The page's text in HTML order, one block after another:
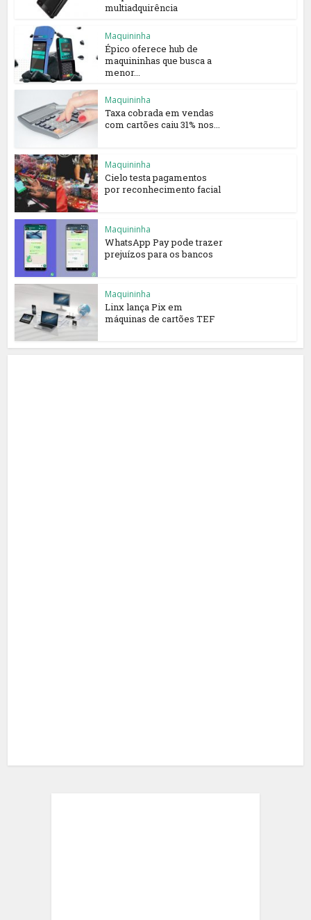
multiadquirência
Maquininha
Épico oferece hub de
maquininhas que busca a
menor...
Maquininha
Taxa cobrada em vendas
com cartões caiu 31% nos...
Maquininha
Cielo testa pagamentos
por reconhecimento facial
Maquininha
WhatsApp Pay pode trazer
prejuízos para os bancos
Maquininha
Linx lança Pix em
máquinas de cartões TEF